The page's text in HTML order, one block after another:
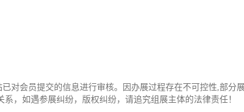
对会员提交的信息进行审核。因办展过程存在不可控性,部
，如遇参展纠纷，版权纠纷，请追究组展主体的法律责任！